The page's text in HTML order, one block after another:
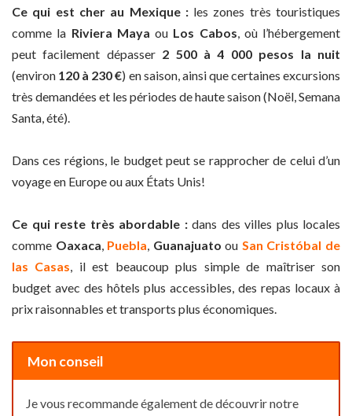
Ce qui est cher au Mexique :les zones très touristiques
comme la Riviera Maya ou Los Cabos , où l’hébergement
peut facilement dépasser 2 500 à 4 000 pesos la nuit
(environ 120 à 230 €) en saison, ainsi que certaines excursions
très demandées et les périodes de haute saison (Noël, Semana
Santa, été).
Dans ces régions, le budget peut se rapprocher de celui d’un
voyage en Europe ou aux États Unis!
Ce qui reste très abordable :dans des villes plus locales
comme Oaxaca, Puebla, Guanajuato ou San Cristóbal de
las Casas, il est beaucoup plus simple de maîtriser son
budget avec des hôtels plus accessibles, des repas locaux à
prix raisonnables et transports plus économiques.
Mon conseil
Je vous recommande également de découvrir notre